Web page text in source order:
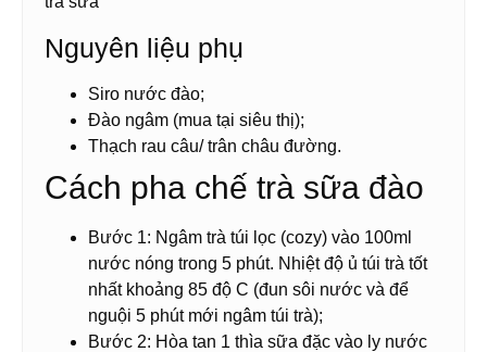
Nguyên liệu phụ
Siro nước đào;
Đào ngâm (mua tại siêu thị);
Thạch rau câu/ trân châu đường.
Cách pha chế trà sữa đào
Bước 1: Ngâm trà túi lọc (cozy) vào 100ml
nước nóng trong 5 phút. Nhiệt độ ủ túi trà tốt
nhất khoảng 85 độ C (đun sôi nước và để
nguội 5 phút mới ngâm túi trà);
Bước 2: Hòa tan 1 thìa sữa đặc vào ly nước